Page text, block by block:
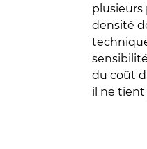
plusieurs
densité
du coût
il ne tient